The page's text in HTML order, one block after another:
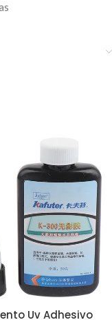
Uv Adhesivo